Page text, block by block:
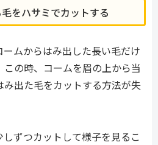
をハサミでカットする
ムからはみ出した長い毛だけ
の時、コームを眉の上から当
出た毛をカットする方法が失
ずつカットして様子を見るこ